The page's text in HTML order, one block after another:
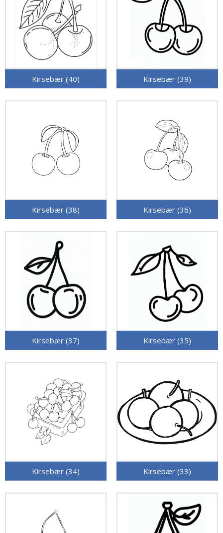
Kirsebær (40) Kirsebær (39)
Kirsebær (38) Kirsebær (36)
Kirsebær (37) Kirsebær (35)
Kirsebær (34) Kirsebær (33)